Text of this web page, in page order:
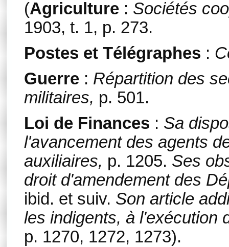
(Agriculture: Sociétés
1903, t. 1, p. 273.
Postes et Télégraphes :
Guerre : Répartition des
militaires, p. 501.
Loi de Finances : Sa
l'avancement des agents
auxiliaires, p. 1205. Ses
droit d'amendement des
ibid. et suiv. Son article
les indigents, à l'exécution
p. 1270, 1272, 1273).